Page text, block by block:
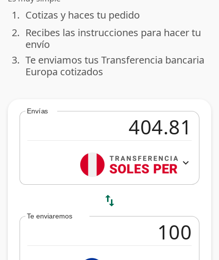
done
1. Cotizas y haces tu pedido
done
2. Recibes las instrucciones para hacer tu
envío
done
3. Te enviamos tus Transferencia bancaria
Europa cotizados
Envías
expand_more
swap_vert
Te enviaremos